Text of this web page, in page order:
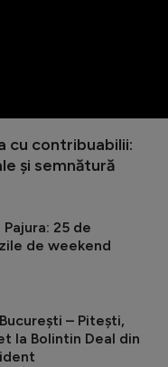
cu contribuabilii:
și semnătură
25 de
de weekend
– Pitești,
la Bolintin Deal din